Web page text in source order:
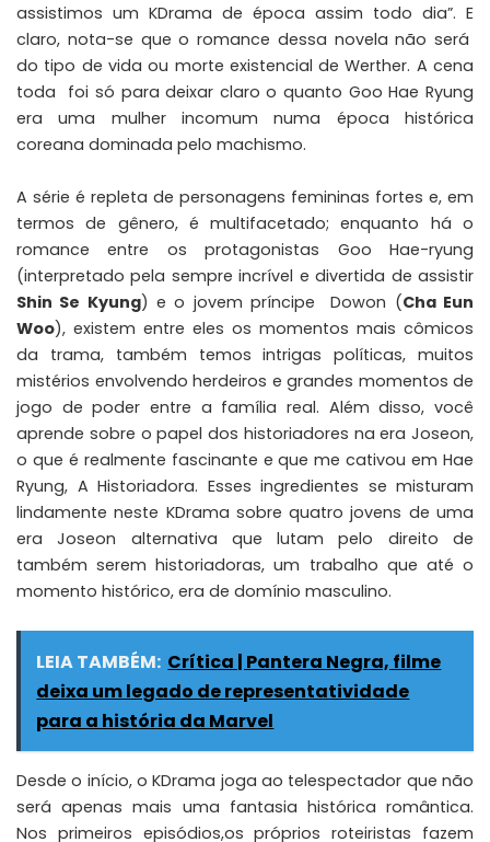
assistimos um KDrama de época assim todo dia”. E
claro, nota-se que o romance dessa novela não será
do tipo de vida ou morte existencial de Werther. A cena
toda foi só para deixar claro o quanto Goo Hae Ryung
era uma mulher incomum numa época histórica
coreana dominada pelo machismo.
A série é repleta de personagens femininas fortes e, em
termos de gênero, é multifacetado; enquanto há o
romance entre os protagonistas Goo Hae-ryung
(interpretado pela sempre incrível e divertida de assistir
Shin Se Kyung) e o jovem príncipe Dowon (Cha Eun
Woo), existem entre eles os momentos mais cômicos
da trama, também temos intrigas políticas, muitos
mistérios envolvendo herdeiros e grandes momentos de
jogo de poder entre a família real. Além disso, você
aprende sobre o papel dos historiadores na era Joseon,
o que é realmente fascinante e que me cativou em Hae
Ryung, A Historiadora. Esses ingredientes se misturam
lindamente neste KDrama sobre quatro jovens de uma
era Joseon alternativa que lutam pelo direito de
também serem historiadoras, um trabalho que até o
momento histórico, era de domínio masculino.
LEIA TAMBÉM: Crítica | Pantera Negra, filme
deixa um legado de representatividade
para a história da Marvel
Desde o início, o KDrama joga ao telespectador que não
será apenas mais uma fantasia histórica romântica.
Nos primeiros episódios,os próprios roteiristas fazem